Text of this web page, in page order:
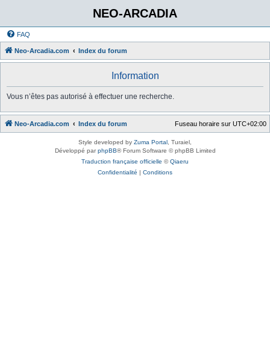
NEO-ARCADIA
FAQ
Neo-Arcadia.com Index du forum
Information
Vous n’êtes pas autorisé à effectuer une recherche.
Neo-Arcadia.com Index du forum Fuseau horaire sur UTC+02:00
Style developed by Zuma Portal , Turaiel,
Développé parphpBB® Forum Software © phpBB Limited
Traduction française officielle ©Qiaeru
Confidentialité | Conditions